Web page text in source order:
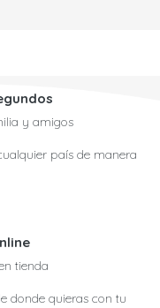
y amigos
país de manera
tienda
donde quieras con tu